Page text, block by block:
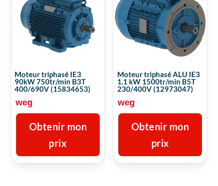
Moteur triphasé IE3
90kW 750tr/min B3T
400/690V (15834653)
weg
Obtenir mon
prix
Moteur triphasé ALU IE3
1.1 kW 1500tr/min B5T
230/400V (12973047)
weg
Obtenir mon
prix